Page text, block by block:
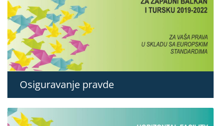
Osiguravanje pravde